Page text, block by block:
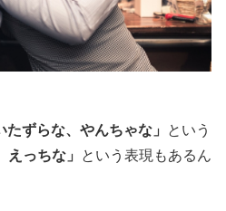
たずらな、やんちゃな」
という
えっちな」
という表現もあるん